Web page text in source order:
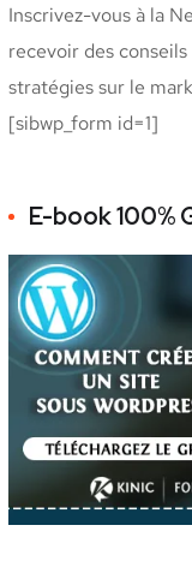
Inscrivez-vous à la
recevoir des
stratégies sur le
[sibwp_form id=1]
E-book 100%